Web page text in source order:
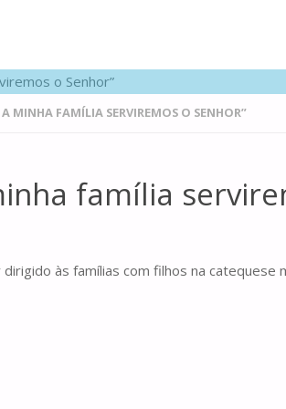
A MINHA FAMÍLIA SERVIREMOS O SENHOR”
família
às famílias com filhos na catequese